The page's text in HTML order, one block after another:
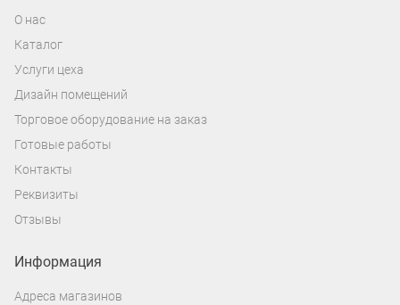
О нас
Каталог
Услуги цеха
Дизайн помещений
Торговое оборудование на заказ
Готовые работы
Контакты
Реквизиты
Отзывы
Информация
Адреса магазинов